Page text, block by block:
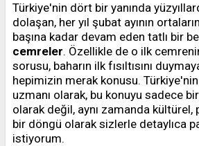
Türkiye'nin dört bir yanında
dolaşan, her yıl şubat ayının
başına kadar devam eden tatlı bir
cemreler. Özellikle de o ilk
sorusu, baharın ilk fısıltısını
hepimizin merak konusu.
uzmanı olarak, bu konuyu sadece
olarak değil, aynı zamanda
bir döngü olarak sizlerle detaylıca
istiyorum.